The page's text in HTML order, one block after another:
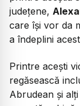
județene,
care își vor da
a îndeplini
Printre acești
regăsească
Abrudean și